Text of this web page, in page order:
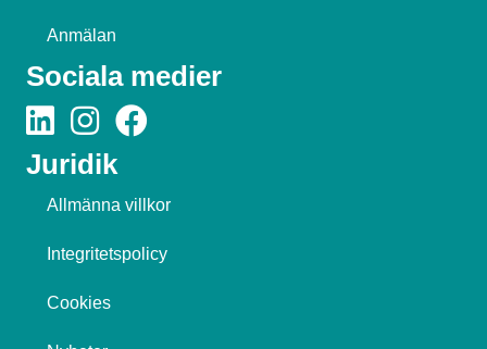
Anmälan
Sociala medier
Juridik
Allmänna villkor
Integritetspolicy
Cookies